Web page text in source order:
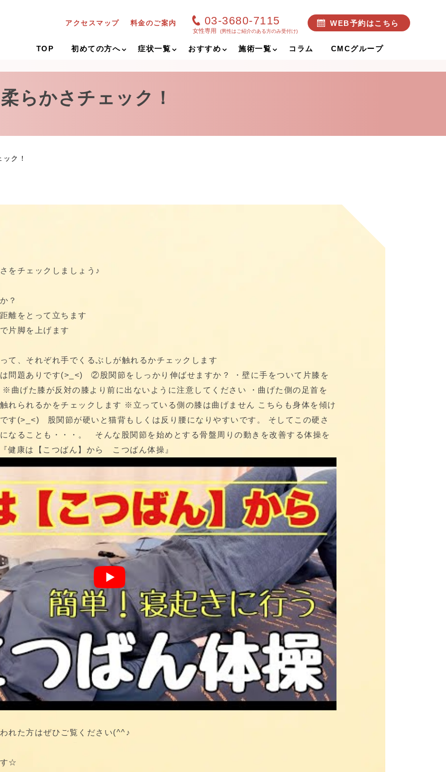
アクセスマップ 料金のご案内 03-3680-7115
女性専用 (男性はご紹介のある方のみ受付け)
WEB予約はこちら
TOP 初めての方へ 症状一覧 おすすめ 施術一覧 コラム CMCグループ
らかさチェック！
ク！
をチェックしましょう♪
？
離をとって立ちます
片脚を上げます
て、それぞれ手でくるぶしが触れるかチェックします
問題ありです(>_<) ②股関節をしっかり伸ばせますか？ ・壁に手をついて片膝を
曲げた膝が反対の膝より前に出ないように注意してください ・曲げた側の足首を
れられるかをチェックします ※立っている側の膝は曲げません こちらも身体を傾け
す(>_<) 股関節が硬いと猫背もしくは反り腰になりやすいです。 そしてこの硬さ
なることも・・・。 そんな股関節を始めとする骨盤周りの動きを改善する体操を
健康は【こつばん】から こつばん体操』
れた方はぜひご覧ください(^^♪
す☆